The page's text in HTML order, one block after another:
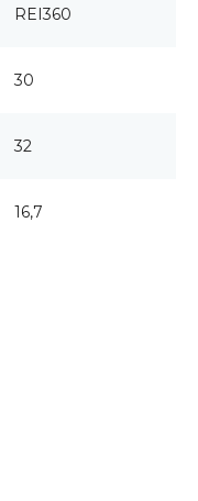
REI360
30
32
16,7